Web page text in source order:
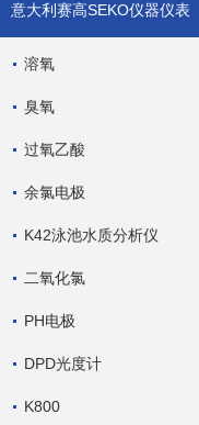
意大利赛高SEKO仪器仪表
溶氧
臭氧
过氧乙酸
余氯电极
K42泳池水质分析仪
二氧化氯
PH电极
DPD光度计
K800